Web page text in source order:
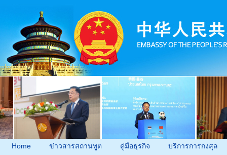
Home ข่าวสารสถานทูต คู่มือธุรกิจ
บริการการกงสุล